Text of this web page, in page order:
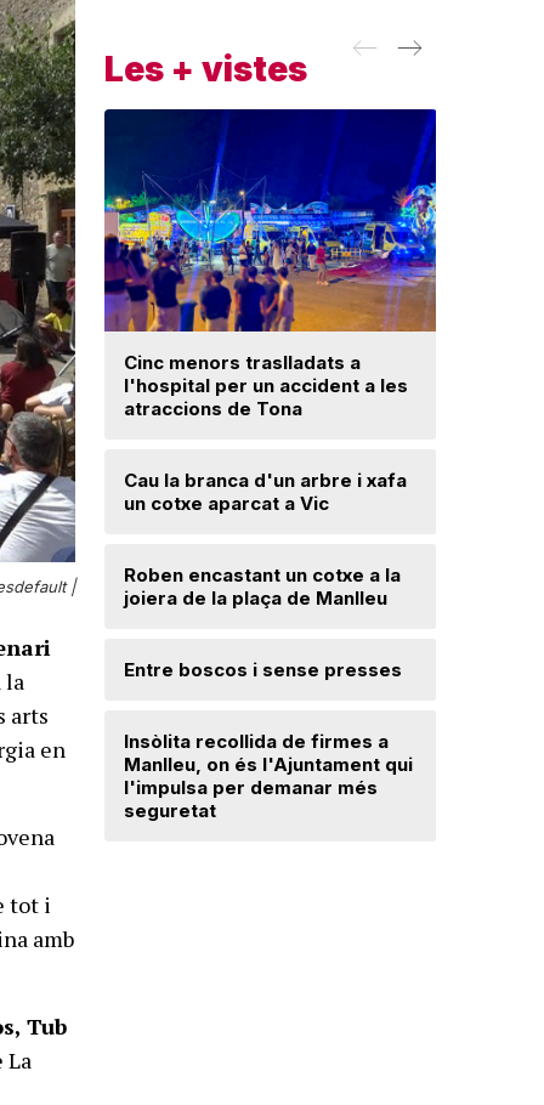
|
la
arts
en
tot i
amb
Tub
La
Les + vistes
Cinc menors traslladats a
l'hospital per un accident a les
atraccions de Tona
Cau la branca d'un arbre i xafa
un cotxe aparcat a Vic
Roben encastant un cotxe a la
joiera de la plaça de Manlleu
Entre boscos i sense presses
Insòlita recollida de firmes a
Manlleu, on és l'Ajuntament qui
l'impulsa per demanar més
seguretat